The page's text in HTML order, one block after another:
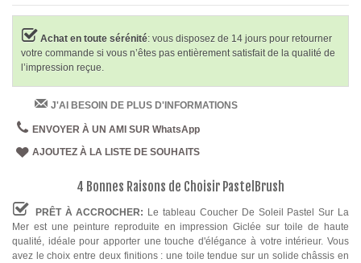
Achat en toute sérénité: vous disposez de 14 jours pour retourner
votre commande si vous n’êtes pas entièrement satisfait de la qualité de
l’impression reçue.
J'AI BESOIN DE PLUS D'INFORMATIONS
ENVOYER À UN AMI SUR WhatsApp
AJOUTEZ À LA LISTE DE SOUHAITS
4 Bonnes Raisons de Choisir PastelBrush
PRÊT À ACCROCHER: Le tableau Coucher De Soleil Pastel Sur La
Mer est une peinture reproduite en impression Giclée sur toile de haute
qualité, idéale pour apporter une touche d'élégance à votre intérieur. Vous
avez le choix entre deux finitions : une toile tendue sur un solide châssis en